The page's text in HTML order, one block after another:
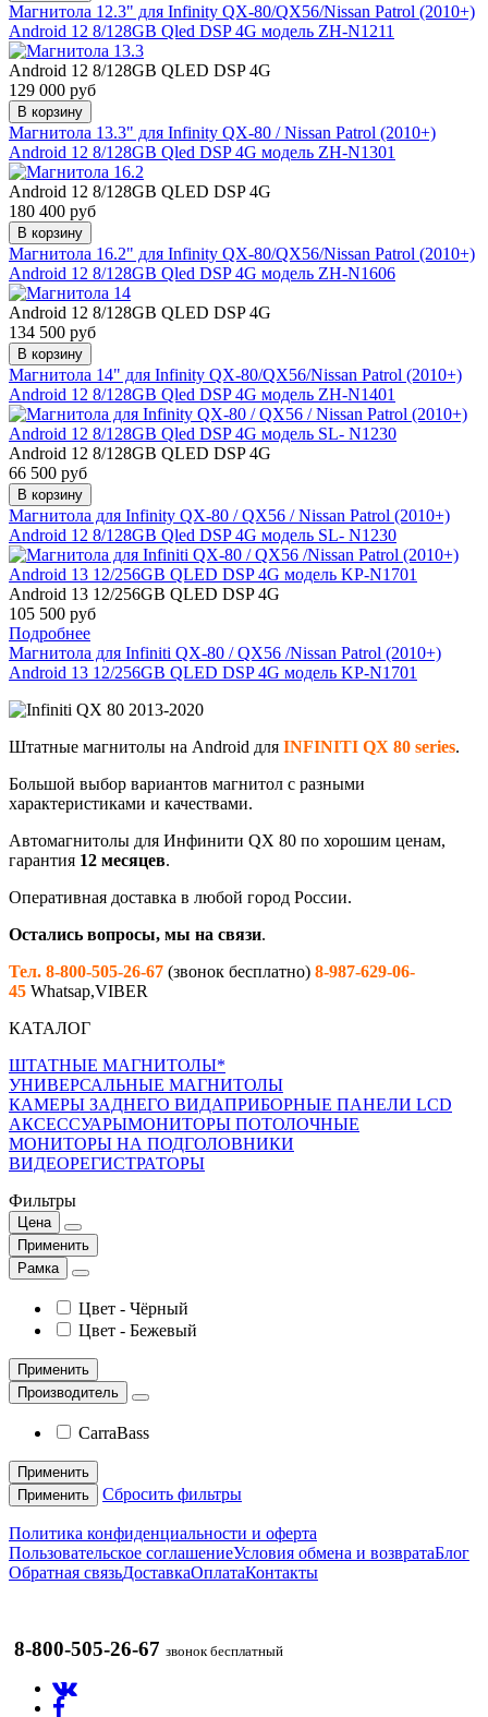
Магнитола 12.3" для Infinity QX-80/QX56/Nissan Patrol (2010+)
Android 12 8/128GB Qled DSP 4G модель ZH-N1211
Android 12 8/128GB QLED DSP 4G
129 000 руб
В корзину
Магнитола 13.3" для Infinity QX-80 / Nissan Patrol (2010+)
Android 12 8/128GB Qled DSP 4G модель ZH-N1301
Android 12 8/128GB QLED DSP 4G
180 400 руб
В корзину
Магнитола 16.2" для Infinity QX-80/QX56/Nissan Patrol (2010+)
Android 12 8/128GB Qled DSP 4G модель ZH-N1606
Android 12 8/128GB QLED DSP 4G
134 500 руб
В корзину
Магнитола 14" для Infinity QX-80/QX56/Nissan Patrol (2010+)
Android 12 8/128GB Qled DSP 4G модель ZH-N1401
Android 12 8/128GB QLED DSP 4G
66 500 руб
В корзину
Магнитола для Infinity QX-80 / QX56 / Nissan Patrol (2010+)
Android 12 8/128GB Qled DSP 4G модель SL- N1230
Android 13 12/256GB QLED DSP 4G
105 500 руб
Подробнее
Магнитола для Infiniti QX-80 / QX56 /Nissan Patrol (2010+)
Android 13 12/256GB QLED DSP 4G модель KP-N1701
Штатные магнитолы на Android для INFINITI QX 80 series.
Большой выбор вариантов магнитол с разными
характеристиками и качествами.
Автомагнитолы для Инфинити QX 80 по хорошим ценам,
гарантия 12 месяцев.
Оперативная доставка в любой город России.
Остались вопросы, мы на связи.
Тел. 8-800-505-26-67 (звонок бесплатно) 8-987-629-06-
45 Whatsap,VIBER
КАТАЛОГ
ШТАТНЫЕ МАГНИТОЛЫ*
УНИВЕРСАЛЬНЫЕ МАГНИТОЛЫ
КАМЕРЫ ЗАДНЕГО ВИДАПРИБОРНЫЕ ПАНЕЛИ LCD
АКСЕССУАРЫМОНИТОРЫ ПОТОЛОЧНЫЕ
МОНИТОРЫ НА ПОДГОЛОВНИКИ
ВИДЕОРЕГИСТРАТОРЫ
Фильтры
Цена
Применить
Рамка
Цвет - Чёрный
Цвет - Бежевый
Применить
Производитель
CarraBass
Применить
Применить
Сбросить фильтры
Политика конфиденциальности и оферта
Пользовательское соглашениеУсловия обмена и возвратаБлог
Обратная связьДоставкаОплатаКонтакты
8-800-505-26-67 звонок бесплатный